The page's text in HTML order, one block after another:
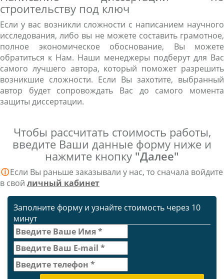
строительству под ключ
Если у вас возникли сложности с написанием научного
исследования, либо вы не можете составить грамотное,
полное экономическое обоснование, Вы можете
обратиться к Нам. Наши менеджеры подберут для Вас
самого лучшего автора, который поможет разрешить
возникшие сложности. Если Вы захотите, выбранный
автор будет сопровождать Вас до самого момента
защиты диссертации.
Чтобы рассчитать стоимость работы,
введите Ваши данные форму ниже и
нажмите кнопку "Далее"
ⓘЕсли Вы раньше заказывали у нас, то сначала войдите
в свой личный кабинет
Заполните форму и узнайте стоимость через 10
минут